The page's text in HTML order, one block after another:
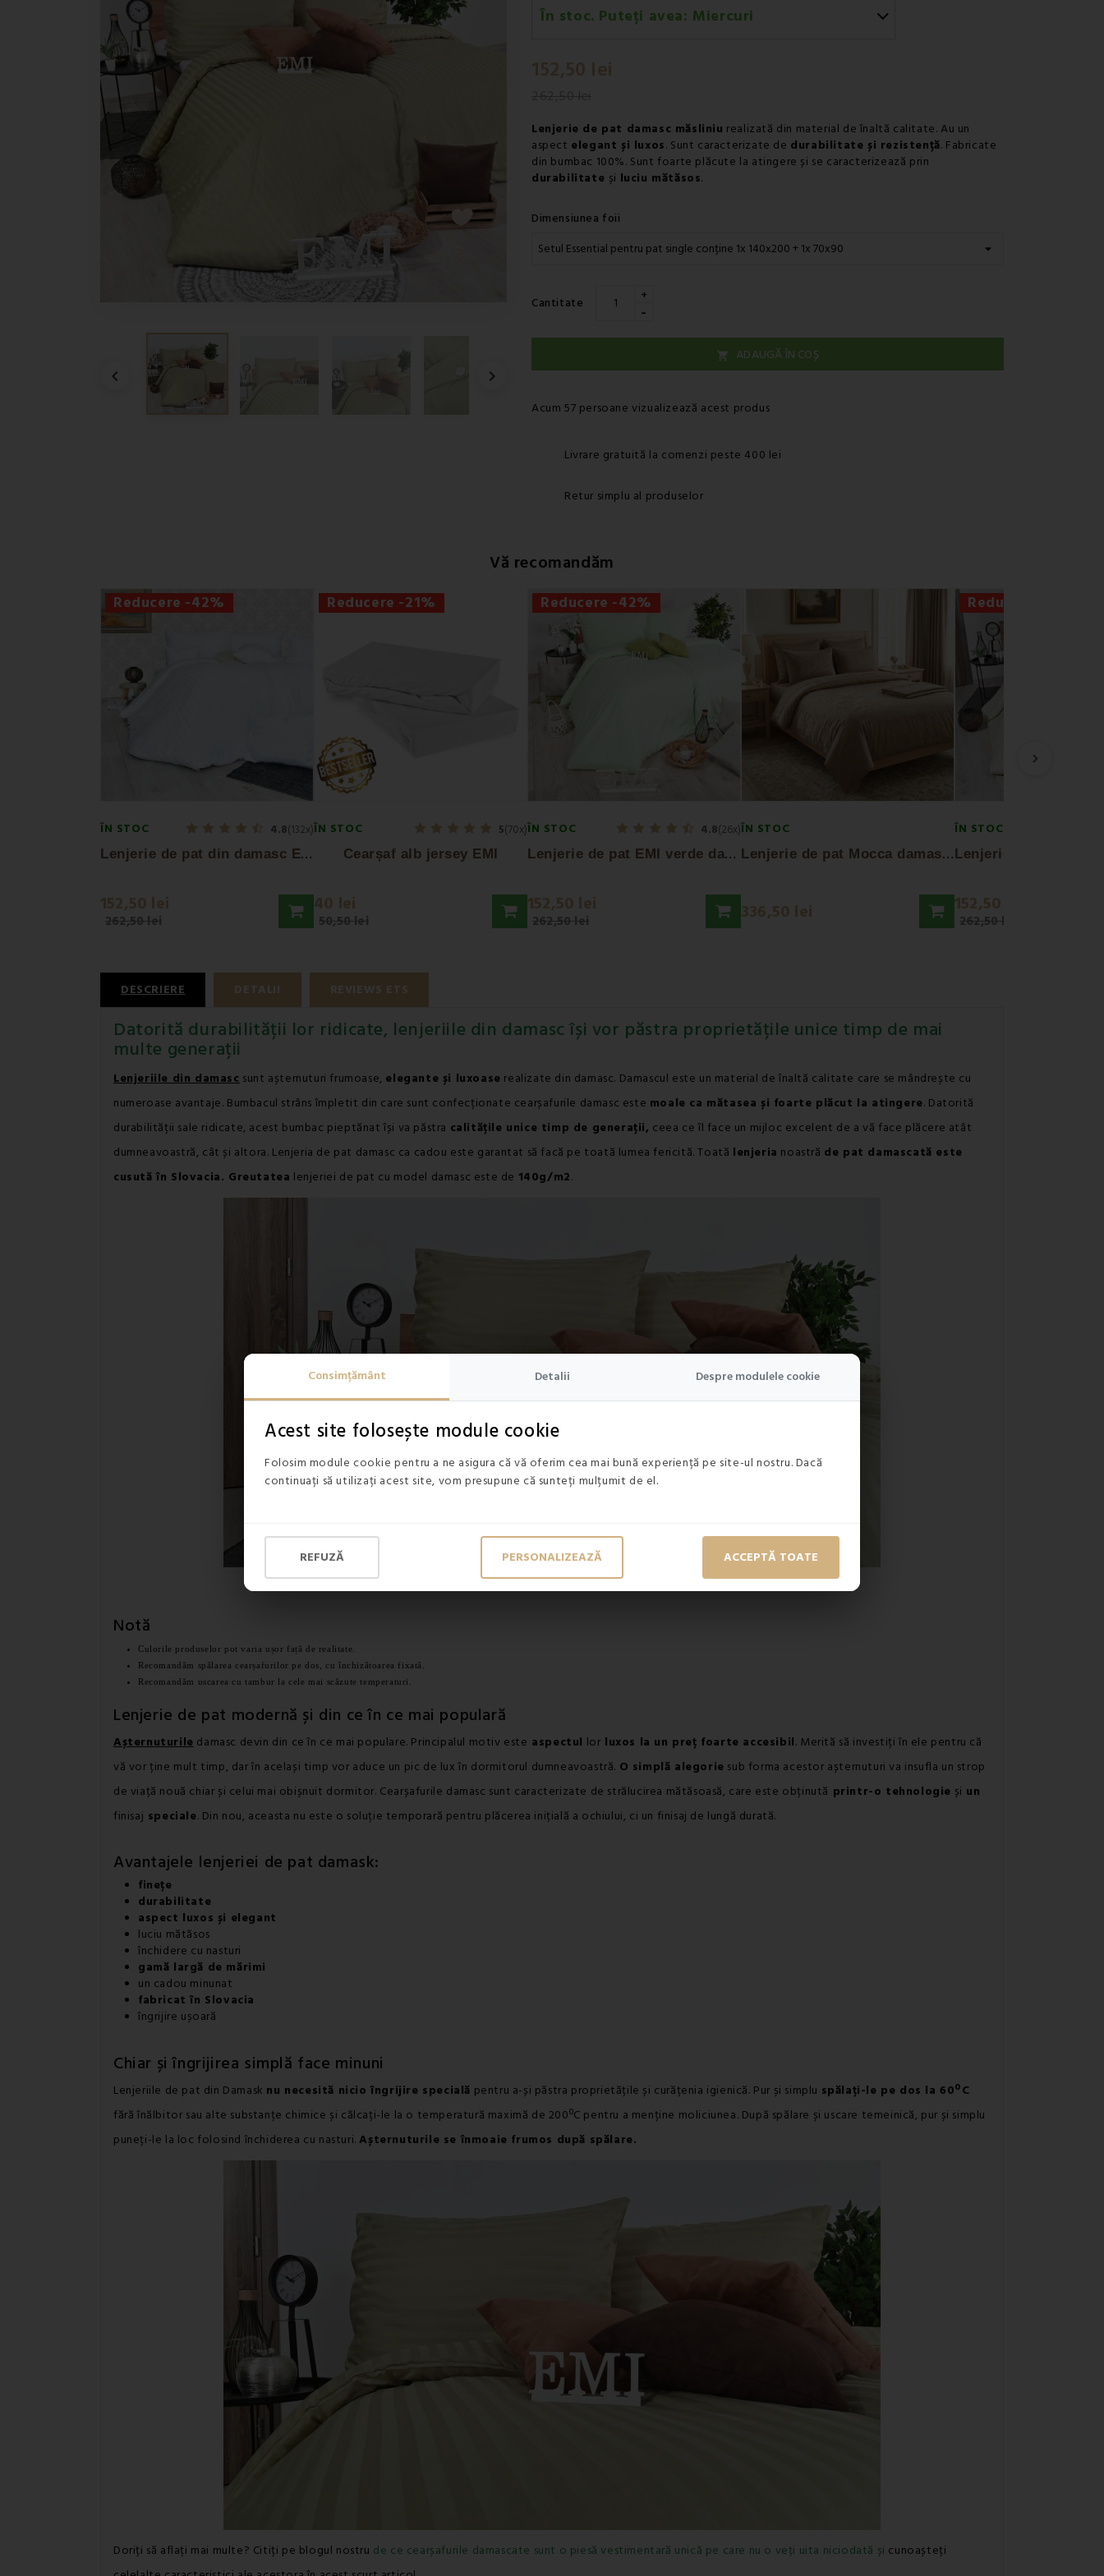
Consimțământ Detalii Despre modulele cookie
Acest site folosește module cookie
Folosim module cookie pentru a ne asigura că vă oferim cea mai bună experiență pe site-ul nostru. Dacă
continuați să utilizați acest site, vom presupune că sunteți mulțumit de el.
REFUZĂ PERSONALIZEAZĂ ACCEPTĂ TOATE
 
În stoc. Puteți avea: Miercuri
Miercuri 12.08
152,50 lei
Lenjerie de pat damasc măsliniu realizată din material de înaltă calitate. Au un
aspect elegant și luxos. Sunt caracterizate de durabilitate și rezistență. Fabricate
din bumbac 100%. Sunt foarte plăcute la atingere și se caracterizează prin
durabilitate și luciu mătăsos.
Dimensiunea foii
Cantitate +
-
 ADAUGĂ ÎN COȘ
Acum 57 persoane vizualizează acest produs
Livrare gratuită la comenzi peste 400 lei
Retur simplu al produselor
Vă recomandăm
Reducere -42%
ÎN STOC 4.8(132x)
L
enjerie de pat din damasc EMI alb
152,50 lei
262,50 lei
Reducere -21%
ÎN STOC 5(70x)
Cearșaf alb jersey EMI
40 lei
50,50 lei
Reducere -42%
ÎN STOC 4.8(26x)
L
enjerie de pat EMI verde damasc
152,50 lei
262,50 lei
ÎN STOC
L
enjerie de pat Mocca damask EMI
336,50 lei
Reducere -42%
ÎN STOC
152,50 lei
262,50 lei
›
DESCRIERE DETALII REVIEWS ETS
Datorită durabilității lor ridicate, lenjeriile din damasc își vor păstra proprietățile unice timp de mai
multe generații
Lenjeriile din damascsunt așternuturi frumoase, elegante și luxoase realizate din damasc. Damascul este un material de înaltă calitate care se mândrește cu
numeroase avantaje. Bumbacul strâns împletit din care sunt confecționate cearșafurile damasc este moale ca mătasea și foarte plăcut la atingere. Datorită
durabilității sale ridicate, acest bumbac pieptănat își va păstra calitățile unice timp de generații, ceea ce îl face un mijloc excelent de a vă face plăcere atât
dumneavoastră, cât și altora. Lenjeria de pat damasc ca cadou este garantat să facă pe toată lumea fericită. Toată lenjeria noastră de pat damascată este
cusută în Slovacia. Greutatea lenjeriei de pat cu model damasc este de 140g/m2.
Notă
Culorile produselor pot varia ușor față de realitate.
Recomandăm spălarea cearșafurilor pe dos, cu închizătoarea fixată.
Recomandăm uscarea cu tambur la cele mai scăzute temperaturi.
Lenjerie de pat modernă și din ce în ce mai populară
Așternuturiledamasc devin din ce în ce mai populare. Principalul motiv este aspectul lor luxos la un preț foarte accesibil. Merită să investiți în ele pentru că
vă vor ține mult timp, dar în același timp vor aduce un pic de lux în dormitorul dumneavoastră. O simplă alegorie sub forma acestor așternuturi va insufla un strop
de viață nouă chiar și celui mai obișnuit dormitor. Cearșafurile damasc sunt caracterizate de strălucirea mătăsoasă, care este obținută printr-o tehnologie și un
finisaj speciale. Din nou, aceasta nu este o soluție temporară pentru plăcerea inițială a ochiului, ci un finisaj de lungă durată.
Avantajele lenjeriei de pat damask:
finețe
durabilitate
aspect luxos și elegant
luciu mătăsos
închidere cu nasturi
gamă largă de mărimi
un cadou minunat
fabricat în Slovacia
îngrijire ușoară
Chiar și îngrijirea simplă face minuni
Lenjeriile de pat din Damask nu necesită nicio îngrijire specială pentru a-și păstra proprietățile și curățenia igienică. Pur și simplu spălați-le pe dos la 60ºC
fără înălbitor sau alte substanțe chimice și călcați-le la o temperatură maximă de 200ºC pentru a menține moliciunea. După spălare și uscare temeinică, pur și simplu
puneți-le la loc folosind închiderea cu nasturi.Așternuturile se înmoaie frumos după spălare.
Doriți să aflați mai multe? Citiți pe blogul nostru de ce cearșafurile damascate sunt o piesă vestimentară unică pe care nu o veți uita niciodată și cunoașteți